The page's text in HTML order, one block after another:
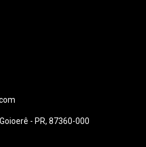
- PR, 87360-000